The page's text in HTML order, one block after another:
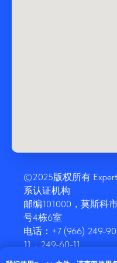
©2025版权所有
系认证机构
邮编101000，莫斯科
号4栋6室
电话：+7 (966) 249-
11，249-60-11
info@iso21.ru